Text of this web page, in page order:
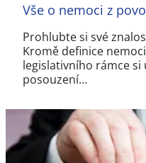
Vše o nemoci z
Prohlubte si své
Kromě definice
legislativního rámce
posouzení…